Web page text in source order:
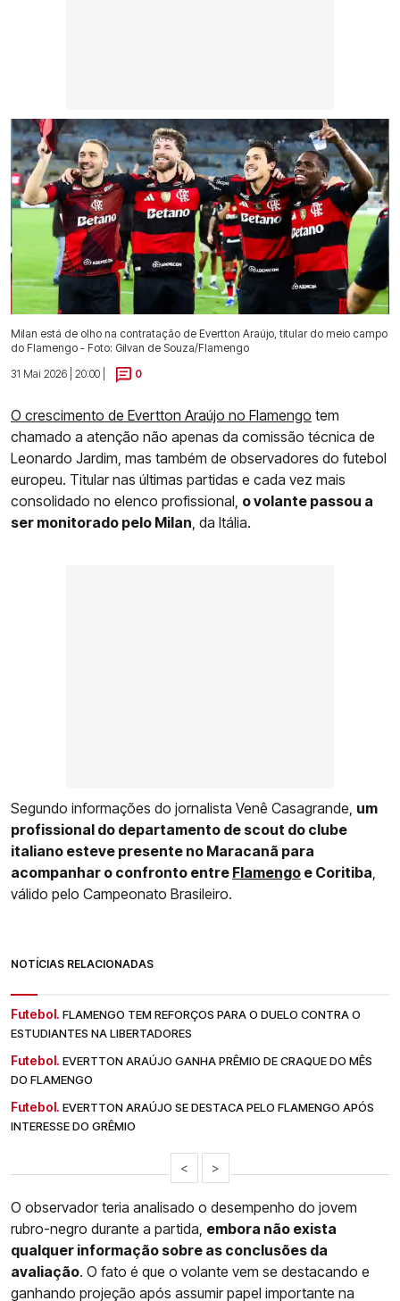
Milan está de olho na contratação de Evertton Araújo, titular do meio campo
do Flamengo - Foto: Gilvan de Souza/Flamengo
31 Mai 2026 | 20:00 |
0
O crescimento de Evertton Araújo no Flamengo tem
chamado a atenção não apenas da comissão técnica de
Leonardo Jardim, mas também de observadores do futebol
europeu. Titular nas últimas partidas e cada vez mais
consolidado no elenco profissional, o volante passou a
ser monitorado pelo Milan , da Itália.
Segundo informações do jornalista Venê Casagrande, um
profissional do departamento de scout do clube
italiano esteve presente no Maracanã para
acompanhar o confronto entre Flamengo e Coritiba
válido pelo Campeonato Brasileiro.
NOTÍCIAS RELACIONADAS
Futebol. FLAMENGO TEM REFORÇOS PARA O DUELO CONTRA O
ESTUDIANTES NA LIBERTADORES
Futebol. EVERTTON ARAÚJO GANHA PRÊMIO DE CRAQUE DO MÊS
DO FLAMENGO
Futebol. EVERTTON ARAÚJO SE DESTACA PELO FLAMENGO APÓS
INTERESSE DO GRÊMIO
< >
O observador teria analisado o desempenho do jovem
rubro-negro durante a partida, embora não exista
qualquer informação sobre as conclusões da
avaliação. O fato é que o volante vem se destacando e
ganhando projeção após assumir papel importante na